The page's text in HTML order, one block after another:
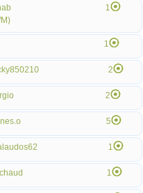
1
1
2
2
5
1
1